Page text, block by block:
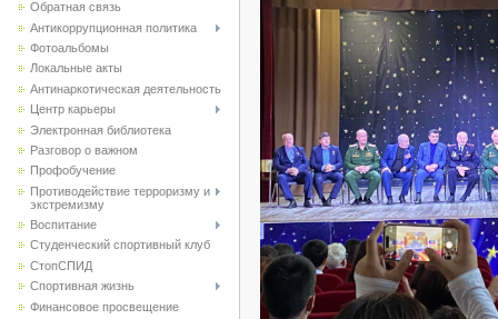
Обратная связь
Антикоррупционная политика
Фотоальбомы
Локальные акты
Антинаркотическая деятельность
Центр карьеры
Электронная библиотека
Разговор о важном
Профобучение
Противодействие терроризму и
экстремизму
Воспитание
Студенческий спортивный клуб
CтопСПИД
Спортивная жизнь
Финансовое просвещение